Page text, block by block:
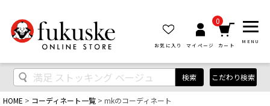
お気に入り マイページ
0
カート
MENU
検索 こだわり検索
HOME コーディネート一覧 mkのコーディネート